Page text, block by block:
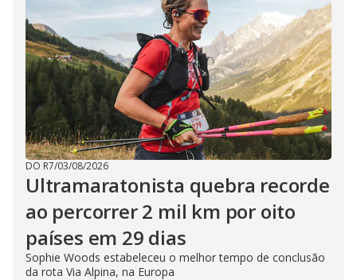
DO R7/03/08/2026
Ultramaratonista quebra recorde
ao percorrer 2 mil km por oito
países em 29 dias
Sophie Woods estabeleceu o melhor tempo de conclusão
da rota Via Alpina, na Europa